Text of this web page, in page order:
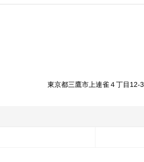
東京都三鷹市上連雀４丁目12-3